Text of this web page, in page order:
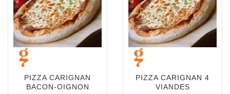
PIZZA CARIGNAN
BACON-OIGNON
PIZZA CARIGNAN 4
VIANDES